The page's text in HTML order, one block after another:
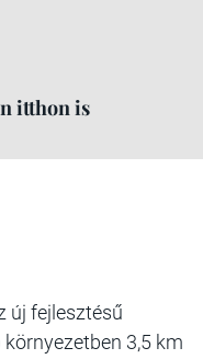
itthon is
új fejlesztésű
3,5 km